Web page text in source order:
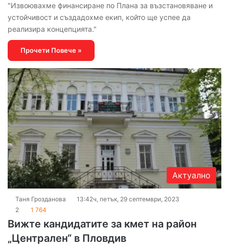
"Извоювахме финансиране по Плана за възстановяване и
устойчивост и създадохме екип, който ще успее да
реализира концепцията."
Прочети Повече »
Актуално
Таня Грозданова
13:42ч, петък, 29 септември, 2023
2
1 764
Вижте кандидатите за кмет на район
„Централен“ в Пловдив